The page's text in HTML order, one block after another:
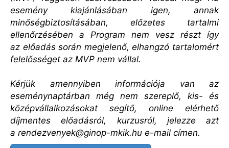
esemény kiajánlásában igen, annak
minőségbiztosításában, előzetes tartalmi
ellenőrzésében a Program nem vesz részt így
az előadás során megjelenő, elhangzó tartalomért
felelősséget az MVP nem vállal.
Kérjük amennyiben információja van az
eseménynaptárban még nem szereplő, kis- és
középvállalkozásokat segítő, online elérhető
díjmentes előadásról, kurzusról, jelezze azt
a rendezvenyek@ginop-mkik.hu e-mail címen.